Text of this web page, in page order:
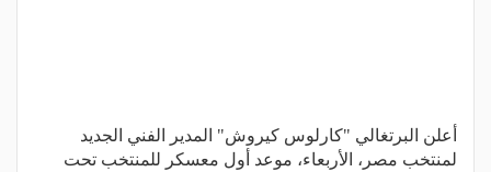
أعلن البرتغالي "كارلوس كيروش" المدير الفني الجديد
لمنتخب مصر، الأربعاء، موعد أول معسكر للمنتخب تحت